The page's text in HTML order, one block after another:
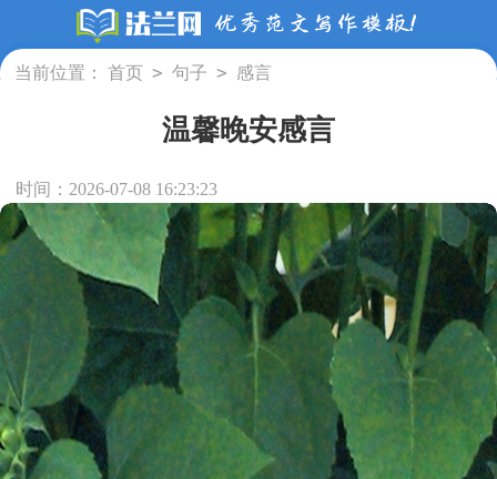
当前位置： 首页 > 句子 > 感言
温馨晚安感言
时间：2026-07-08 16:23:23